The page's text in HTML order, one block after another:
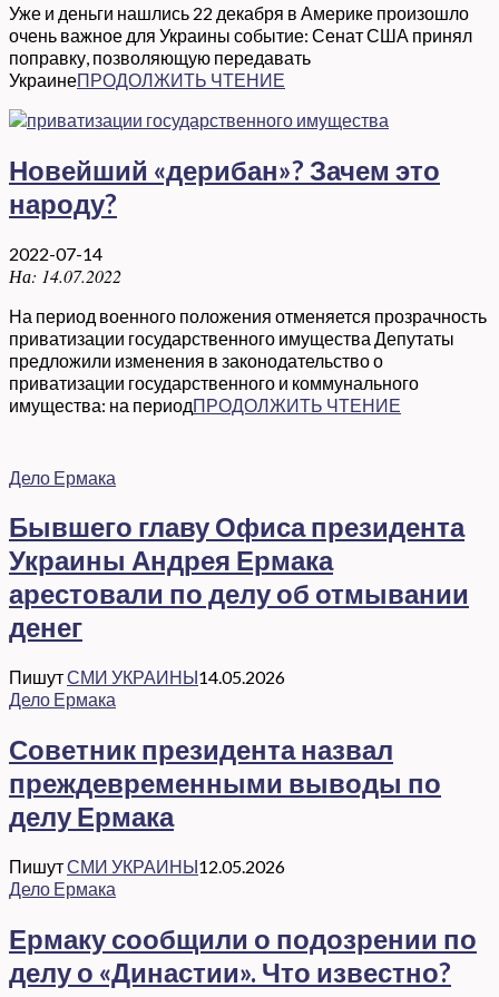
Уже и деньги нашлись 22 декабря в Америке произошло
очень важное для Украины событие: Сенат США принял
поправку, позволяющую передавать
УкраинеПРОДОЛЖИТЬ ЧТЕНИЕ
Новейший «дерибан»? Зачем это
народу?
2022-07-14
На: 14.07.2022
На период военного положения отменяется прозрачность
приватизации государственного имущества Депутаты
предложили изменения в законодательство о
приватизации государственного и коммунального
имущества: на периодПРОДОЛЖИТЬ ЧТЕНИЕ
Дело Ермака
Бывшего главу Офиса президента
Украины Андрея Ермака
арестовали по делу об отмывании
денег
ПишутСМИ УКРАИНЫ14.05.2026
Дело Ермака
Советник президента назвал
преждевременными выводы по
делу Ермака
ПишутСМИ УКРАИНЫ12.05.2026
Дело Ермака
Ермаку сообщили о подозрении по
делу о «Династии». Что известно?